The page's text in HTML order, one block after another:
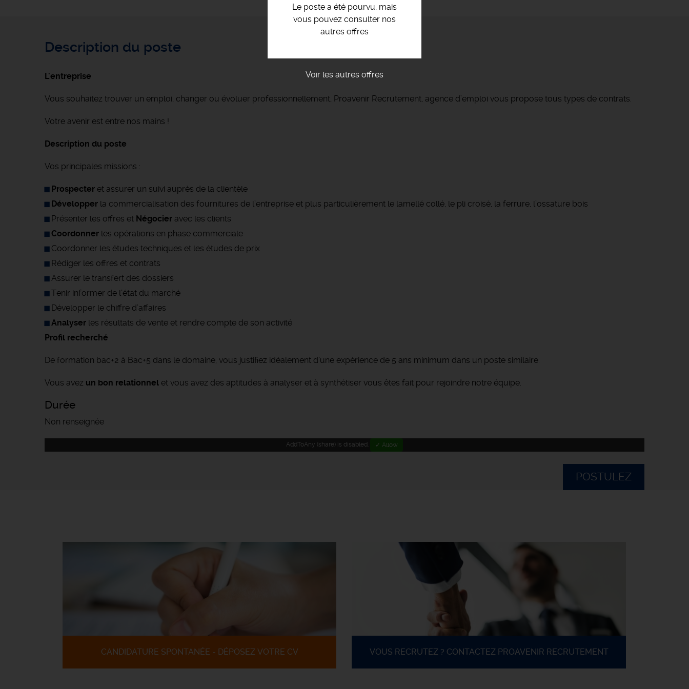
Le poste a été pourvu, mais
vous pouvez consulter nos
autres offres
Voir les autres offres
Description du poste
L'entreprise
Vous souhaitez trouver un emploi, changer ou évoluer professionnellement, Proavenir Recrutement, agence d’emploi vous propose tous types de contrats.
Votre avenir est entre nos mains !
Description du poste
Vos principales missions :
Prospecter et assurer un suivi auprès de la clientèle
Développer la commercialisation des fournitures de l’entreprise et plus particulièrement le lamellé collé, le pli croisé, la ferrure, l’ossature bois
Présenter les offres et Négocier avec les clients
Coordonner les opérations en phase commerciale
Coordonner les études techniques et les études de prix
Rédiger les offres et contrats
Assurer le transfert des dossiers
Tenir informer de l’état du marché
Développer le chiffre d’affaires
Analyser les résultats de vente et rendre compte de son activité
Profil recherché
De formation bac+2 à Bac+5 dans le domaine, vous justifiez idéalement d’une expérience de 5 ans minimum dans un poste similaire.
Vous avez un bon relationnel et vous avez des aptitudes à analyser et à synthétiser vous êtes fait pour rejoindre notre équipe.
Durée
Non renseignée
AddToAny (share) is disabled. ✓ Allow
POSTULEZ
CANDIDATURE SPONTANÉE - DÉPOSEZ VOTRE CV VOUS RECRUTEZ ? CONTACTEZ PROAVENIR RECRUTEMENT